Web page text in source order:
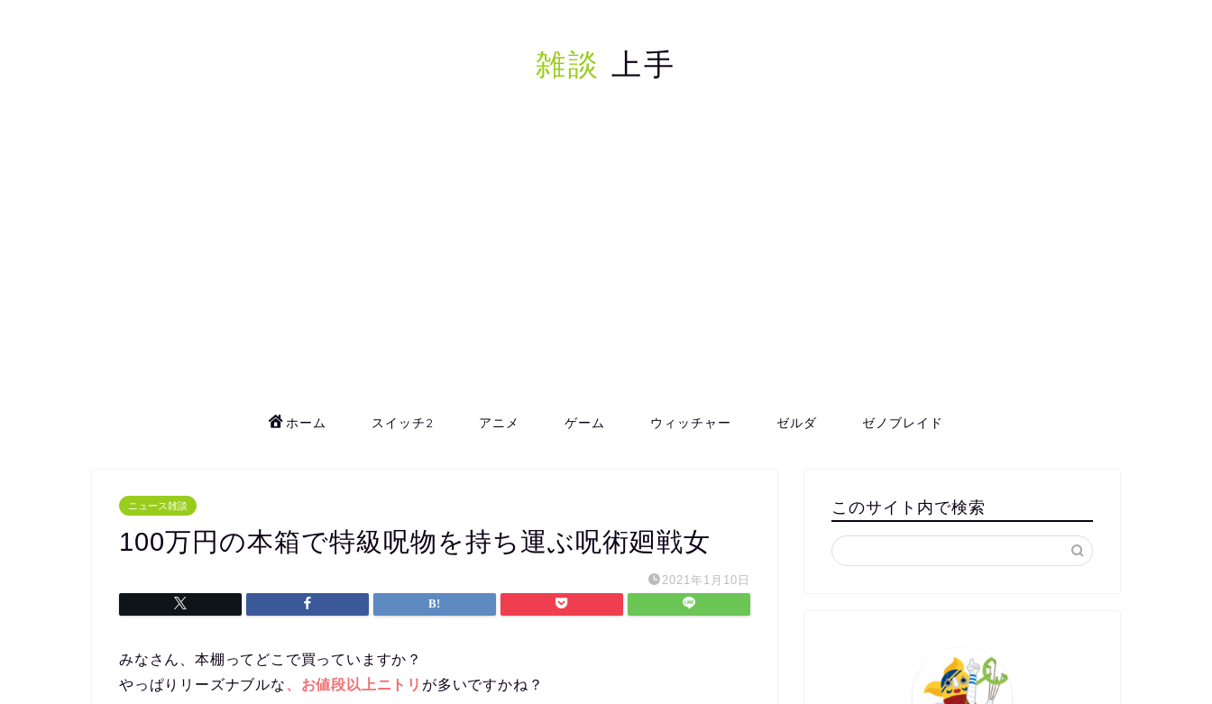
雑談 上手
ホーム スイッチ2 アニメ ゲーム ウィッチャー ゼルダ ゼノブレイド
ニュース雑談
100万円の本箱で特級呪物を持ち運ぶ呪術廻戦女
2021年1月10日
みなさん、本棚ってどこで買っていますか？
やっぱりリーズナブルな、お値段以上ニトリ が多いですかね？
このサイト内で検索